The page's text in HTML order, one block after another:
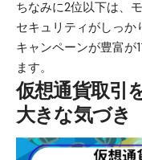
ちなみに2位以下は、
セキュリティがしっか
キャンペーンが豊富が
ます。
仮想通貨取引
大きな気づき